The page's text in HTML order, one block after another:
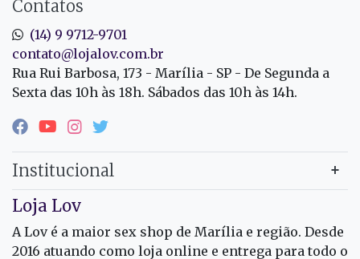
Contatos
(14) 9 9712-9701
contato@lojalov.com.br
Rua Rui Barbosa, 173 - Marília - SP - De Segunda a
Sexta das 10h às 18h. Sábados das 10h às 14h.
Institucional
Loja Lov
A Lov é a maior sex shop de Marília e região. Desde
2016 atuando como loja online e entrega para todo o